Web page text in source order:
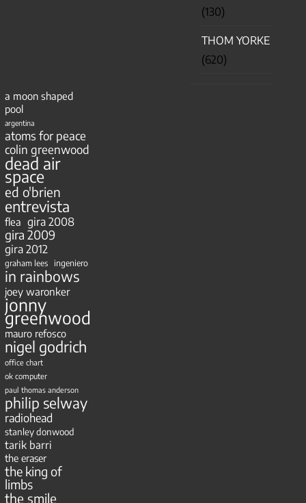
(130)
THOM YORKE
(620)
a moon shaped
pool
argentina
atoms for peace
colin greenwood
dead air
space
ed o'brien
entrevista
flea gira 2008
gira 2009
gira 2012
graham lees ingeniero
in rainbows
joey waronker
jonny
greenwood
mauro refosco
nigel godrich
office chart
ok computer
paul thomas anderson
philip selway
radiohead
stanley donwood
tarik barri
the eraser
the king of
limbs
the smile